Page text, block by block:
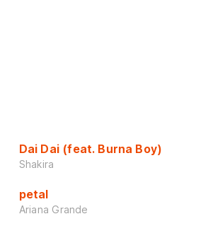
Dai Dai (feat. Burna Boy)
Shakira
petal
Ariana Grande